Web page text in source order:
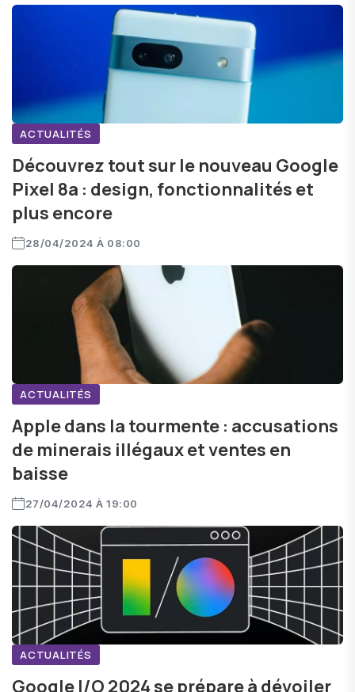
ACTUALITÉS
Découvrez tout sur le nouveau Google
Pixel 8a : design, fonctionnalités et
plus encore
28/04/2024 À 08:00
ACTUALITÉS
Apple dans la tourmente : accusations
de minerais illégaux et ventes en
baisse
27/04/2024 À 19:00
ACTUALITÉS
Google I/O 2024 se prépare à dévoiler